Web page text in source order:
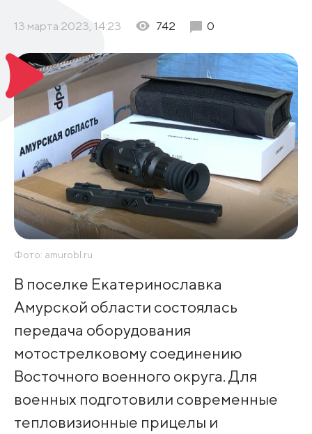
13 марта 2023, 14:23 742 0
Фото: amurobl.ru
В поселке Екатеринославка
Амурской области состоялась
передача оборудования
мотострелковому соединению
Восточного военного округа. Для
военных подготовили современные
тепловизионные прицелы и